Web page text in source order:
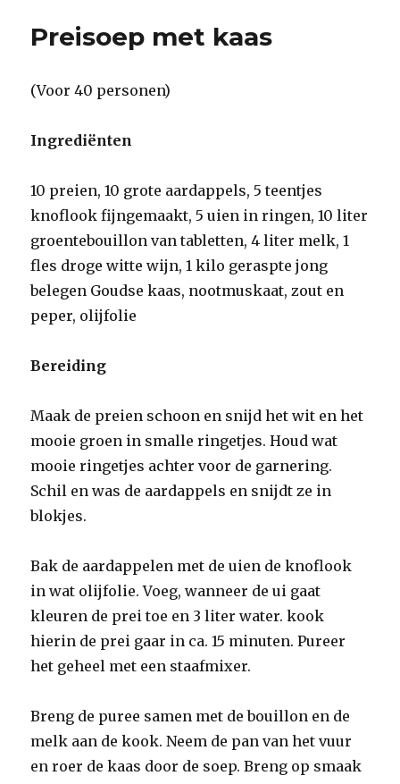
Preisoep met kaas
(Voor 40 personen)
Ingrediënten
10 preien, 10 grote aardappels, 5 teentjes
knoflook fijngemaakt, 5 uien in ringen, 10 liter
groentebouillon van tabletten, 4 liter melk, 1
fles droge witte wijn, 1 kilo geraspte jong
belegen Goudse kaas, nootmuskaat, zout en
peper, olijfolie
Bereiding
Maak de preien schoon en snijd het wit en het
mooie groen in smalle ringetjes. Houd wat
mooie ringetjes achter voor de garnering.
Schil en was de aardappels en snijdt ze in
blokjes.
Bak de aardappelen met de uien de knoflook
in wat olijfolie. Voeg, wanneer de ui gaat
kleuren de prei toe en 3 liter water. kook
hierin de prei gaar in ca. 15 minuten. Pureer
het geheel met een staafmixer.
Breng de puree samen met de bouillon en de
melk aan de kook. Neem de pan van het vuur
en roer de kaas door de soep. Breng op smaak